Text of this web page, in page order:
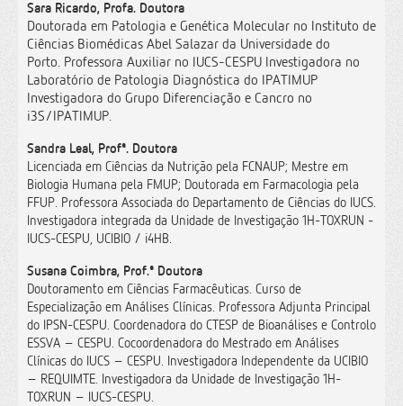
Sara Ricardo, Profa. Doutora
Doutorada em Patologia e Genética Molecular no Instituto de
Ciências Biomédicas Abel Salazar da Universidade do
Porto. Professora Auxiliar no IUCS-CESPU Investigadora no
Laboratório de Patologia Diagnóstica do IPATIMUP
Investigadora do Grupo Diferenciação e Cancro no
i3S/IPATIMUP.
Sandra Leal, Profª. Doutora
Licenciada em Ciências da Nutrição pela FCNAUP; Mestre em
Biologia Humana pela FMUP; Doutorada em Farmacologia pela
FFUP. Professora Associada do Departamento de Ciências do IUCS.
Investigadora integrada da Unidade de Investigação 1H-TOXRUN -
IUCS-CESPU, UCIBIO / i4HB.
Susana Coimbra, Prof.ª Doutora
Doutoramento em Ciências Farmacêuticas. Curso de
Especialização em Análises Clínicas. Professora Adjunta Principal
do IPSN-CESPU. Coordenadora do CTESP de Bioanálises e Controlo
ESSVA – CESPU. Cocoordenadora do Mestrado em Análises
Clínicas do IUCS – CESPU. Investigadora Independente da UCIBIO
– REQUIMTE. Investigadora da Unidade de Investigação 1H-
TOXRUN – IUCS-CESPU.